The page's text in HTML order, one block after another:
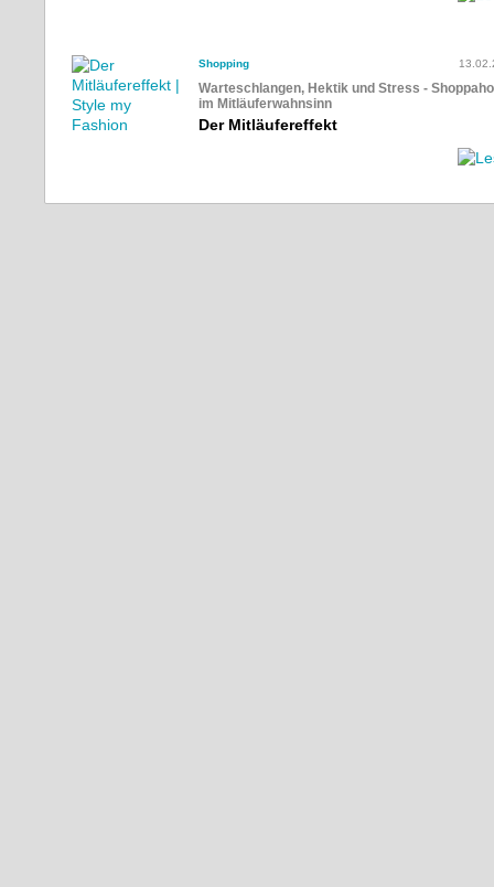
Shopping
Warteschlangen, Hektik und Stress -
im Mitläuferwahnsinn
Der Mitläufereffekt